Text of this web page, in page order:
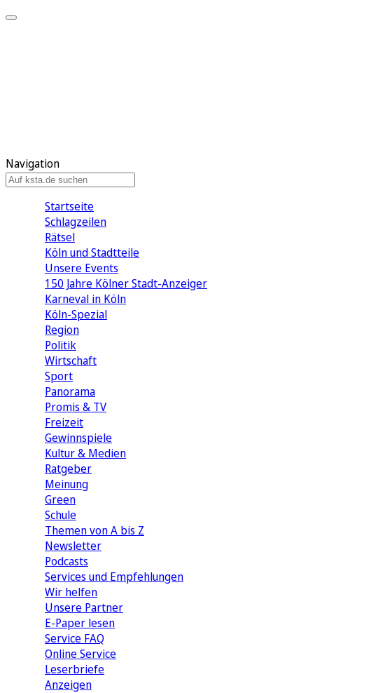
Navigation
Startseite
Schlagzeilen
Rätsel
Köln und Stadtteile
Unsere Events
150 Jahre Kölner Stadt-Anzeiger
Karneval in Köln
Köln-Spezial
Region
Politik
Wirtschaft
Sport
Panorama
Promis & TV
Freizeit
Gewinnspiele
Kultur & Medien
Ratgeber
Meinung
Green
Schule
Themen von A bis Z
Newsletter
Podcasts
Services und Empfehlungen
Wir helfen
Unsere Partner
E-Paper lesen
Service FAQ
Online Service
Leserbriefe
Anzeigen